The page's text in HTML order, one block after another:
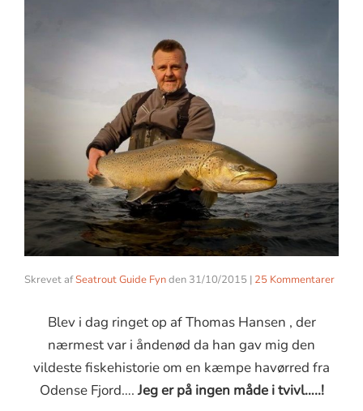
Skrevet afSeatrout Guide Fynden 31/10/2015 | 25 Kommentarer
Blev i dag ringet op af Thomas Hansen , der
nærmest var i åndenød da han gav mig den
vildeste fiskehistorie om en kæmpe havørred fra
Odense Fjord…. Jeg er på ingen måde i tvivl…..!